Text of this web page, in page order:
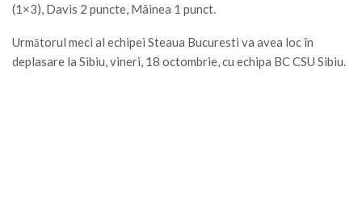
(1×3), Davis 2 puncte, Mâinea 1 punct.
Următorul meci al echipei Steaua Bucuresti va avea loc în
deplasare la Sibiu, vineri, 18 octombrie, cu echipa BC CSU Sibiu.